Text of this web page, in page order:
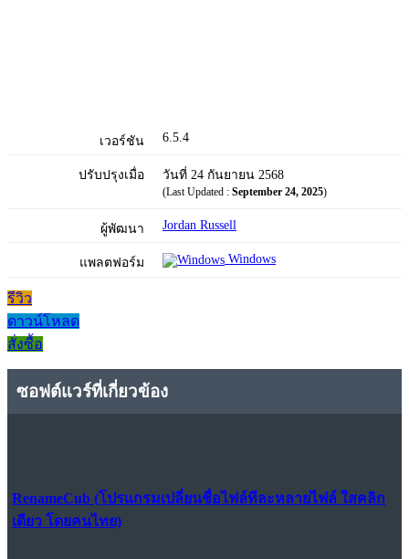
เวอร์ชัน 6.5.4
ปรับปรุงเมื่อ วันที่ 24 กันยายน 2568
(Last Updated : September 24, 2025)
ผู้พัฒนา Jordan Russell
แพลตฟอร์ม Windows
รีวิว
ดาวน์โหลด
สั่งซื้อ
ซอฟต์แวร์ที่เกี่ยวข้อง
RenameCub (โปรแกรมเปลี่ยนชื่อไฟล์ทีละหลายไฟล์ ใสคลิก
เดียว โดยคนไทย)